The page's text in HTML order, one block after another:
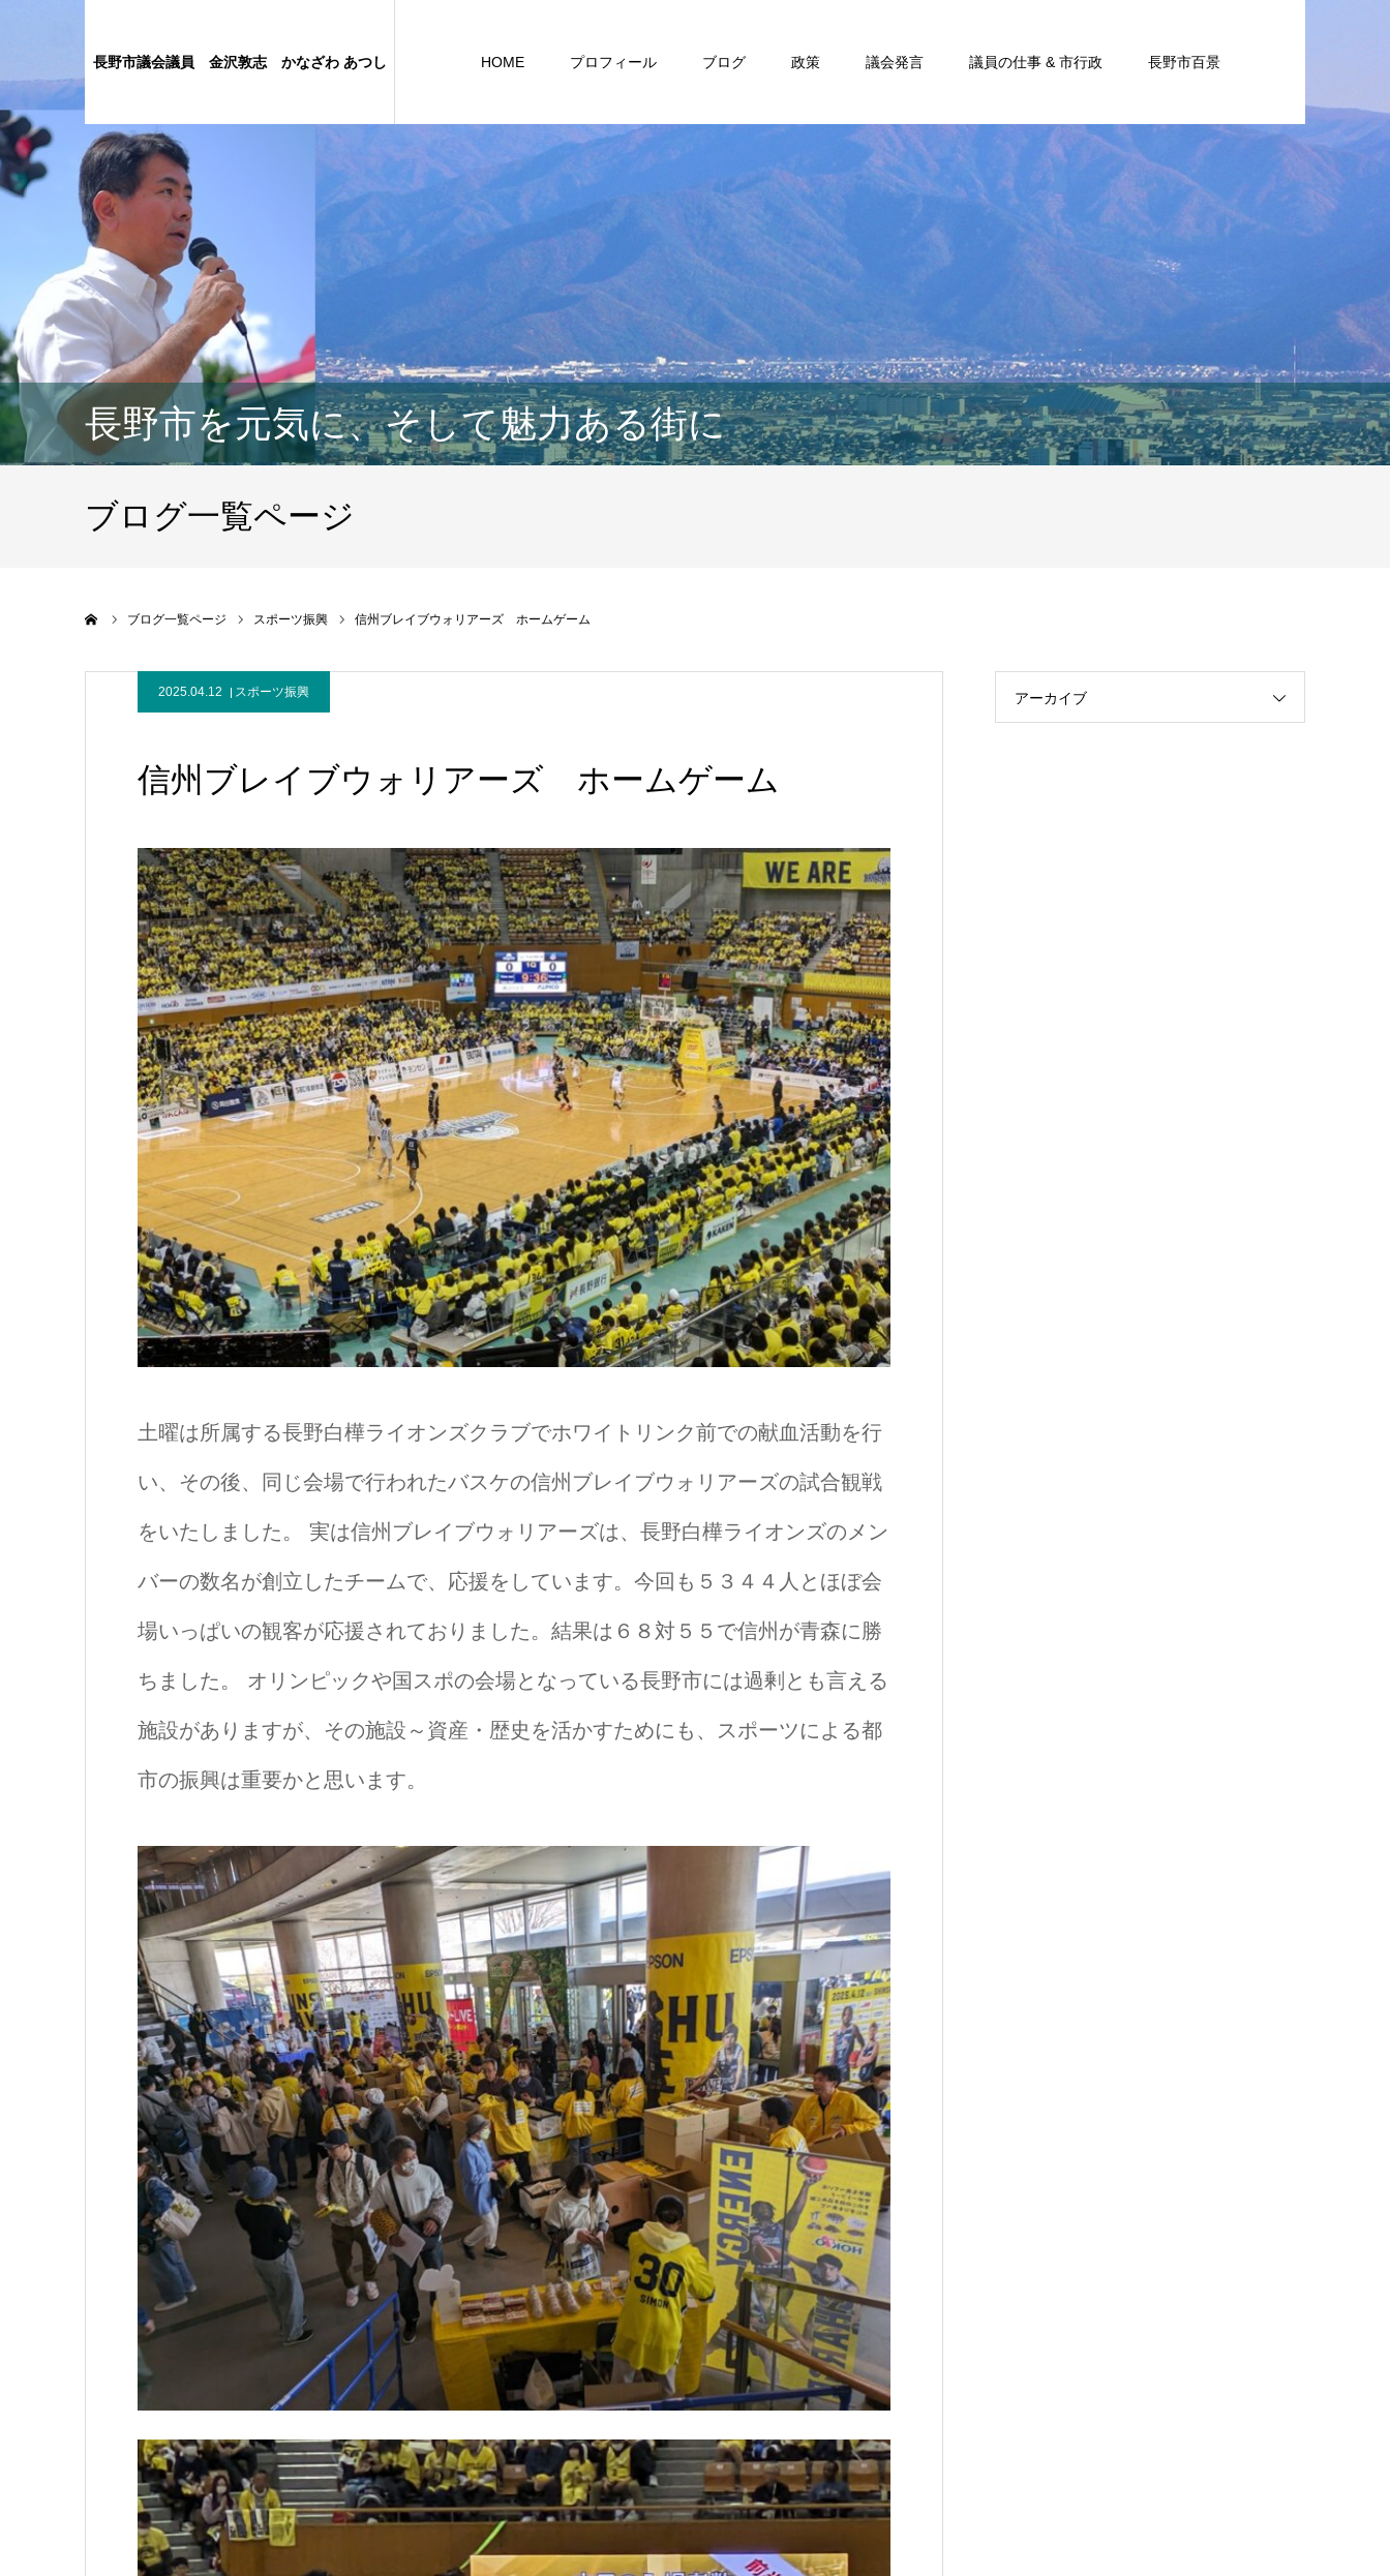
長野市議会議員 金沢敦志 かなざわ あつし HOME プロフィール ブログ 政策 議会発言 議員の仕事 & 市行政 長野市百景
長野市を元気に、そして魅力ある街に
ブログ一覧ページ
ブログ一覧ページ スポーツ振興 信州ブレイブウォリアーズ ホームゲーム
2025.04.12 スポーツ振興
信州ブレイブウォリアーズ ホームゲーム
土曜は所属する長野白樺ライオンズクラブでホワイトリンク前での献血活動を行
い、その後、同じ会場で行われたバスケの信州ブレイブウォリアーズの試合観戦
をいたしました。 実は信州ブレイブウォリアーズは、長野白樺ライオンズのメン
バーの数名が創立したチームで、応援をしています。今回も５３４４人とほぼ会
場いっぱいの観客が応援されておりました。結果は６８対５５で信州が青森に勝
ちました。 オリンピックや国スポの会場となっている長野市には過剰とも言える
施設がありますが、その施設～資産・歴史を活かすためにも、スポーツによる都
市の振興は重要かと思います。
アーカイブ